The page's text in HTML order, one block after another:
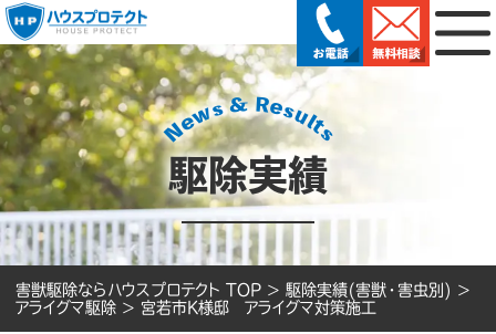
駆除実績
害獣駆除ならハウスプロテクト TOP > 駆除実績(害獣・害虫別) >
アライグマ駆除 > 宮若市K様邸 アライグマ対策施工